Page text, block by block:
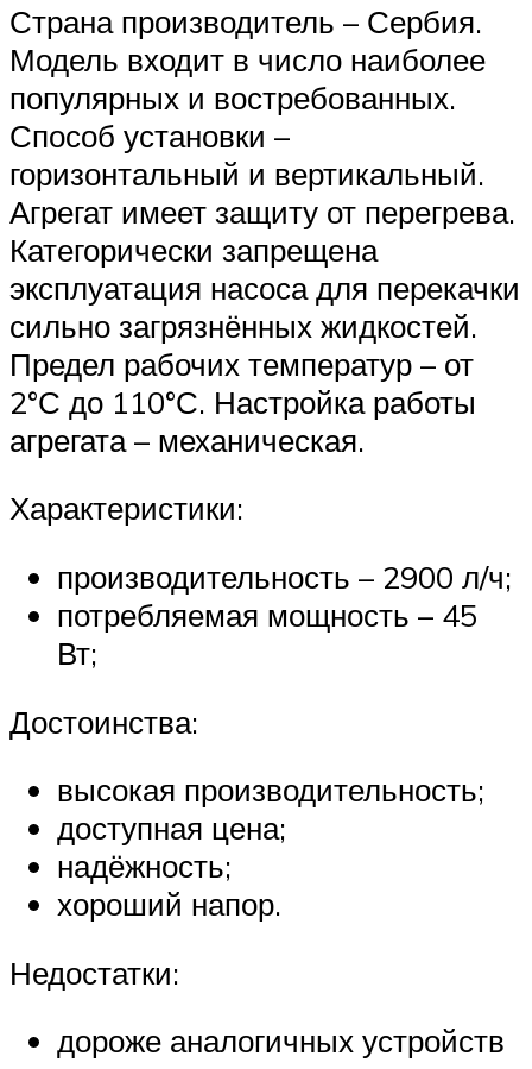
Страна производитель – Сербия.
Модель входит в число наиболее
популярных и востребованных.
Способ установки –
горизонтальный и вертикальный.
Агрегат имеет защиту от перегрева.
Категорически запрещена
эксплуатация насоса для перекачки
сильно загрязнённых жидкостей.
Предел рабочих температур – от
2°С до 110°С. Настройка работы
агрегата – механическая.
Характеристики:
производительность – 2900 л/ч;
потребляемая мощность – 45
Вт;
Достоинства:
высокая производительность;
доступная цена;
надёжность;
хороший напор.
Недостатки:
дороже аналогичных устройств